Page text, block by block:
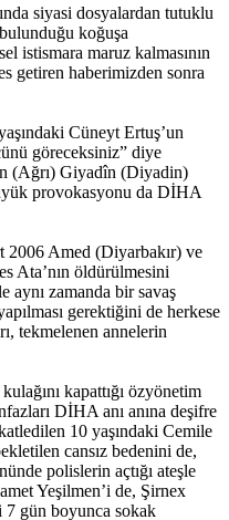
siyasi dosyalardan tutuklu
koğuşa
istismara maruz kalmasının
getiren haberimizden sonra
Cüneyt Ertuş’un
göreceksiniz” diye
(Ağrı) Giyadîn (Diyadin)
provokasyonu da DİHA
Amed (Diyarbakır) ve
Ata’nın öldürülmesini
zamanda bir savaş
gerektiğini de herkese
tekmelenen annelerin
kapattığı özyönetim
DİHA anı anına deşifre
10 yaşındaki Cemile
cansız bedenini de,
polislerin açtığı ateşle
Yeşilmen’i de, Şirnex
7 gün boyunca sokak